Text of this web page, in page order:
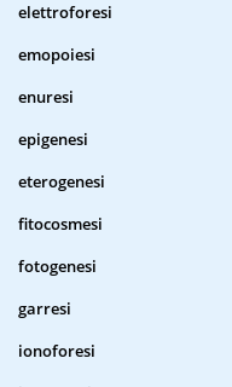
elettroforesi
emopoiesi
enuresi
epigenesi
eterogenesi
fitocosmesi
fotogenesi
garresi
ionoforesi